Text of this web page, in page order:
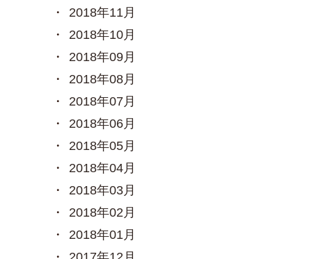
2018年11月
2018年10月
2018年09月
2018年08月
2018年07月
2018年06月
2018年05月
2018年04月
2018年03月
2018年02月
2018年01月